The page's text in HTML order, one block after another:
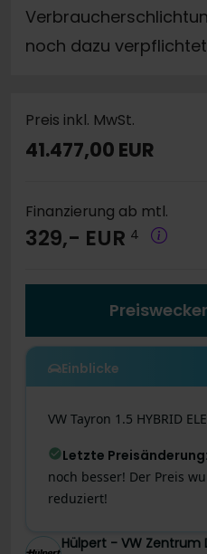
noch dazu
Preis inkl. MwSt.
41.477,00 EUR
Finanzierung ab mtl.
329,- EUR 4
Einblicke
VW Tayron 1.5 HYBRID
Letzte Preisänderung:
noch besser! Der Preis
reduziert!
Hülpert - VW Zentrum